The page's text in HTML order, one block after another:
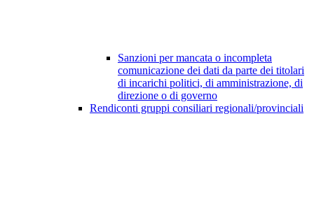
Sanzioni per mancata o incompleta
comunicazione dei dati da parte dei titolari
di incarichi politici, di amministrazione, di
direzione o di governo
Rendiconti gruppi consiliari regionali/provinciali